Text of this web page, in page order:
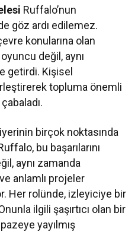
Ruffalo’nun
göz ardı edilemez.
konularına olan
değil, aynı
getirdi. Kişisel
topluma önemli
birçok noktasında
bu başarılarını
aynı zamanda
anlamlı projeler
Her rolünde, izleyiciye bir
ilgili şaşırtıcı olan bir
yayılmış